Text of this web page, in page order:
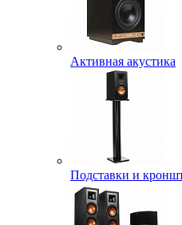
Активная акустика
Подставки и